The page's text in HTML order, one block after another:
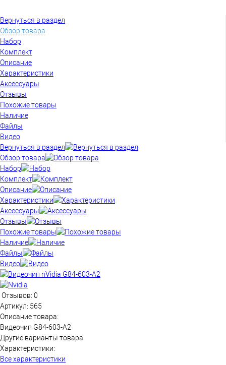
Вернуться в раздел
Обзор товара
Набор
Комплект
Описание
Характеристики
Аксессуары
Отзывы
Похожие товары
Наличие
Файлы
Видео
Вернуться в раздел
Обзор товара
Набор
Комплект
Описание
Характеристики
Аксессуары
Отзывы
Похожие товары
Наличие
Файлы
Видео
Отзывов: 0
Артикул: 565
Описание товара:
Видеочип G84-603-A2
Другие варианты товара:
Характеристики:
Все характеристики